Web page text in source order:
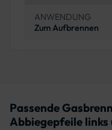
ANWENDUNG
Zum Aufbrennen
Passende
Abbiegepfeile links